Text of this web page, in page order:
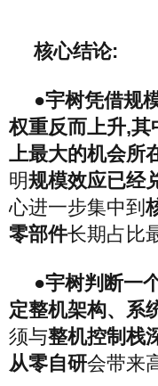
核心结论:
●宇树凭借规
权重反而上升,
上最大的机会所
明规模效应已经
心进一步集中到
零部件长期占比
●宇树判断一
定整机架构、系
须与整机控制栈
从零自研会带来